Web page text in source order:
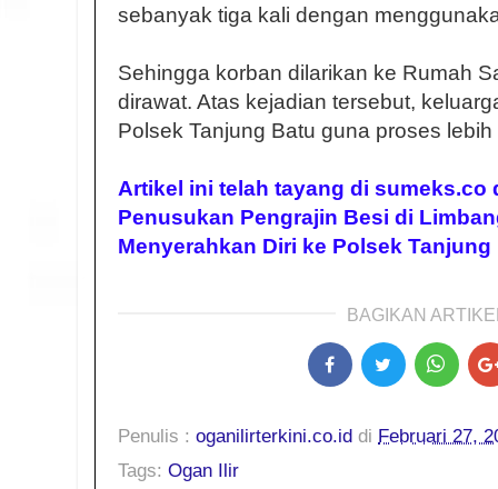
sebanyak tiga kali dengan
Sehingga korban dilarikan ke Rumah
dirawat. Atas kejadian tersebut,
Polsek Tanjung Batu guna proses
Artikel ini telah tayang di sumeks.co
Penusukan Pengrajin Besi di
Menyerahkan Diri ke Polsek Tanjung
BAGIKAN
Penulis : oganilirterkini.co.id di Februari 27,
Tags: Ogan Ilir